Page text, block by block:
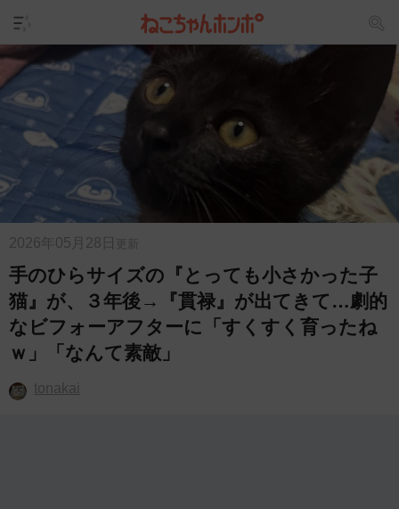
2026年05月28日 更新
手のひらサイズの『とっても小さかった子
猫』が、３年後→『貫禄』が出てきて…劇的
なビフォーアフターに「すくすく育ったね
ｗ」「なんて素敵」
tonakai